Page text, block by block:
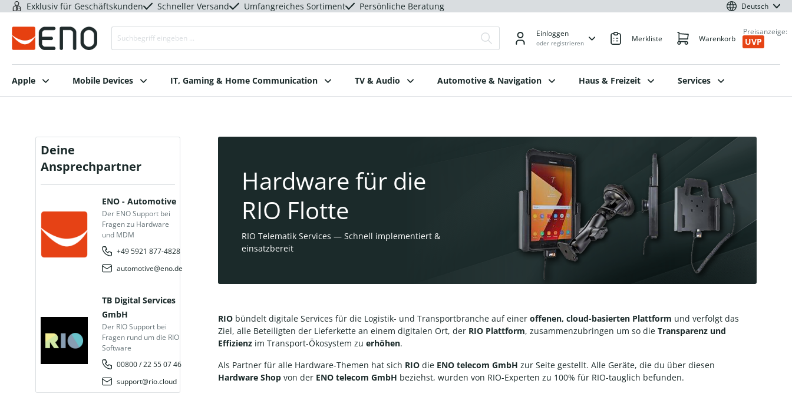
Exklusiv für Geschäftskunden Schneller Versand Umfangreiches Sortiment Persönliche Beratung Deutsch
Einloggen
oder registrieren Merkliste Warenkorb
Preisanzeige:
UVP
Apple Mobile Devices IT, Gaming & Home Communication TV & Audio Automotive & Navigation Haus & Freizeit Services
Deine
Ansprechpartner
ENO - Automotive
Der ENO Support bei
Fragen zu Hardware
und MDM
+49 5921 877-4828
automotive@eno.de
TB Digital Services
GmbH
Der RIO Support bei
Fragen rund um die RIO
Software
00800 / 22 55 07 46
support@rio.cloud
Hardware für die
RIO Flotte
RIO Telematik Services — Schnell implementiert &
einsatzbereit
RIO bündelt digitale Services für die Logistik- und Transportbranche auf einer offenen, cloud-basierten Plattform und verfolgt das
Ziel, alle Beteiligten der Lieferkette an einem digitalen Ort, der RIO Plattform, zusammenzubringen um so die Transparenz und
Effizienz im Transport-Ökosystem zu erhöhen.
Als Partner für alle Hardware-Themen hat sich RIO die ENO telecom GmbH zur Seite gestellt. Alle Geräte, die du über diesen
Hardware Shop von der ENO telecom GmbH beziehst, wurden von RIO-Experten zu 100% für RIO-tauglich befunden.